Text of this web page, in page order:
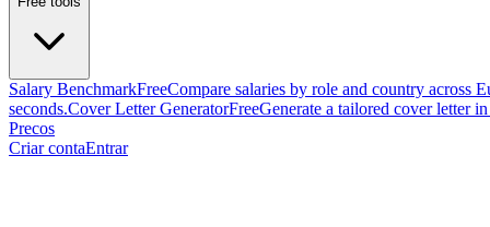
Salary BenchmarkFreeCompare salaries by role and country across
seconds.Cover Letter GeneratorFreeGenerate a tailored cover letter
Precos
Criar contaEntrar